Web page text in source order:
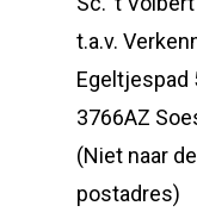
t.a.v.
Egeltjespad
3766AZ
(Niet naar
postadres)